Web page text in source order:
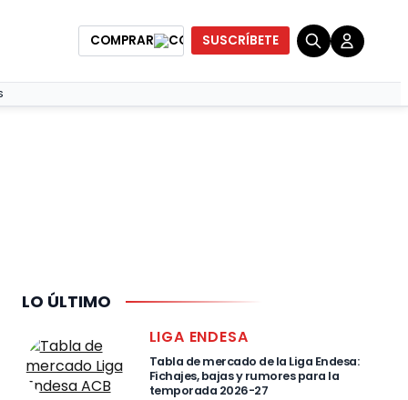
COMPRAR SUSCRÍBETE
LO ÚLTIMO
LIGA ENDESA
Tabla de mercado de la Liga Endesa:
Fichajes, bajas y rumores para la
temporada 2026-27